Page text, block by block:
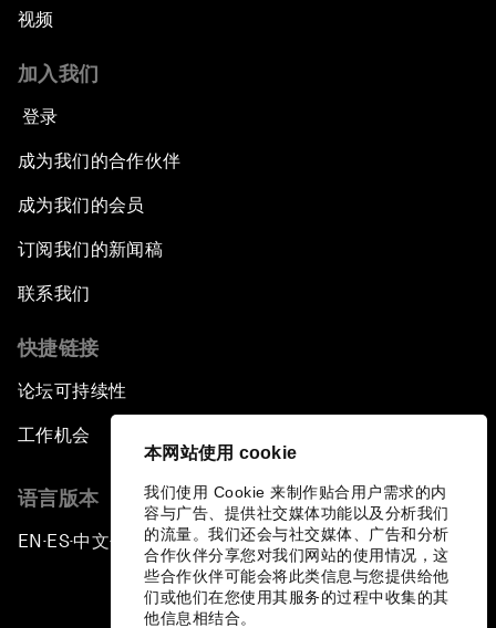
本网站使用 cookie
我们使用 Cookie 来制作贴合用户需求的内
容与广告、提供社交媒体功能以及分析我们
的流量。我们还会与社交媒体、广告和分析
合作伙伴分享您对我们网站的使用情况，这
些合作伙伴可能会将此类信息与您提供给他
们或他们在您使用其服务的过程中收集的其
他信息相结合。
视频
加入我们
登录
成为我们的合作伙伴
成为我们的会员
订阅我们的新闻稿
联系我们
快捷链接
论坛可持续性
工作机会
语言版本
EN ▪ ES▪中文▪ 日本語